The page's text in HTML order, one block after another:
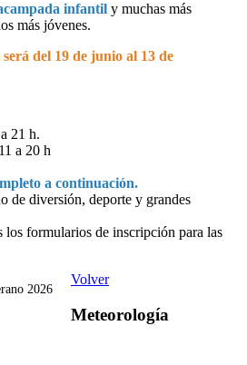
infantil y muchas más
más jóvenes.
del 19 de junio al 13 de
21 h.
a 20 h
a continuación.
de diversión, deporte y grandes
los formularios de inscripción para las
2026
Volver
Meteorología